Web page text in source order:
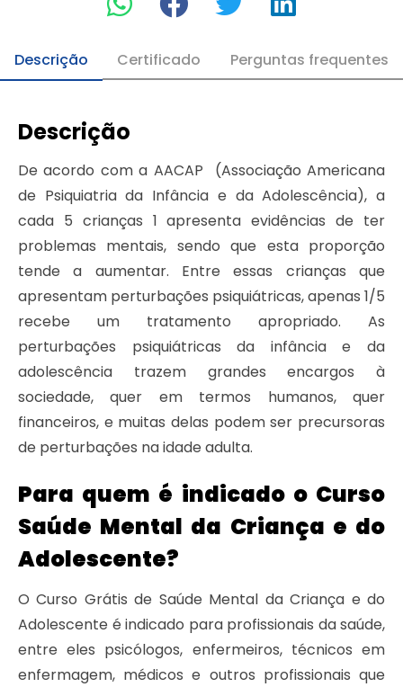
Descrição Certificado Perguntas frequentes
Descrição
De acordo com a AACAP (Associação Americana
de Psiquiatria da Infância e da Adolescência), a
cada 5 crianças 1 apresenta evidências de ter
problemas mentais, sendo que esta proporção
tende a aumentar. Entre essas crianças que
apresentam perturbações psiquiátricas, apenas 1/5
recebe um tratamento apropriado. As
perturbações psiquiátricas da infância e da
adolescência trazem grandes encargos à
sociedade, quer em termos humanos, quer
financeiros, e muitas delas podem ser precursoras
de perturbações na idade adulta.
Para quem é indicado o Curso
Saúde Mental da Criança e do
Adolescente?
O Curso Grátis de Saúde Mental da Criança e do
Adolescente é indicado para profissionais da saúde,
entre eles psicólogos, enfermeiros, técnicos em
enfermagem, médicos e outros profissionais que